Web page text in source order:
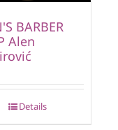
BARBER
Alen
Details